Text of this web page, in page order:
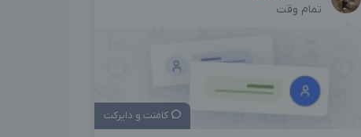
تمام وقت
کامنت و دایرکت